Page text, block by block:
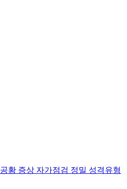
공황 증상 자가점검 정밀 성격유형